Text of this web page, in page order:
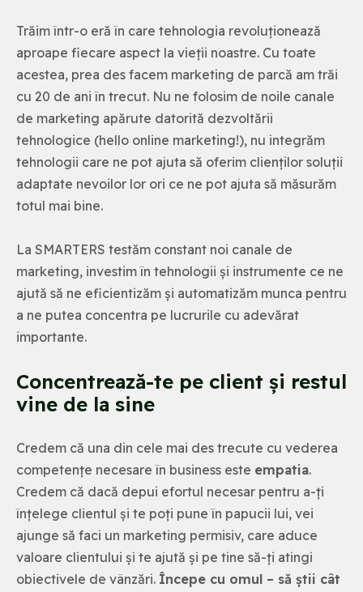
Trăim într-o eră în care tehnologia revoluționează
aproape fiecare aspect la vieții noastre. Cu toate
acestea, prea des facem marketing de parcă am trăi
cu 20 de ani în trecut. Nu ne folosim de noile canale
de marketing apărute datorită dezvoltării
tehnologice (hello online marketing!), nu integrăm
tehnologii care ne pot ajuta să oferim clienților soluții
adaptate nevoilor lor ori ce ne pot ajuta să măsurăm
totul mai bine.
La SMARTERS testăm constant noi canale de
marketing, investim în tehnologii și instrumente ce ne
ajută să ne eficientizăm și automatizăm munca pentru
a ne putea concentra pe lucrurile cu adevărat
importante.
Concentrează-te pe client și restul
vine de la sine
Credem că una din cele mai des trecute cu vederea
competențe necesare în business este empatia.
Credem că dacă depui efortul necesar pentru a-ți
înțelege clientul și te poți pune în papucii lui, vei
ajunge să faci un marketing permisiv, care aduce
valoare clientului și te ajută și pe tine să-ți atingi
obiectivele de vânzări. Începe cu omul – să știi cât